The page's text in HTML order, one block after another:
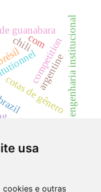
usa
cookies e outras
chili
guanabara
cotas de gêneroengenharia institucional
com
competition
argentine